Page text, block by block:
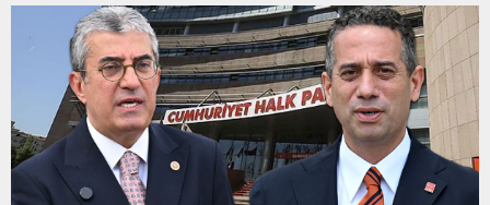
fiyatların çiftçinin artan maliyetlerini karşılamaktan uzak
olduğunu savunarak fiyatların yeniden değerlendirilmesi
çağrısında...